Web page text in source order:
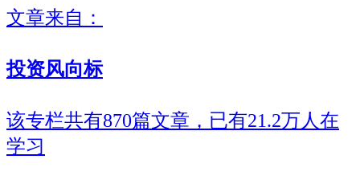
文章来自：
投资风向标
该专栏共有870篇文章，已有21.2万人在
学习